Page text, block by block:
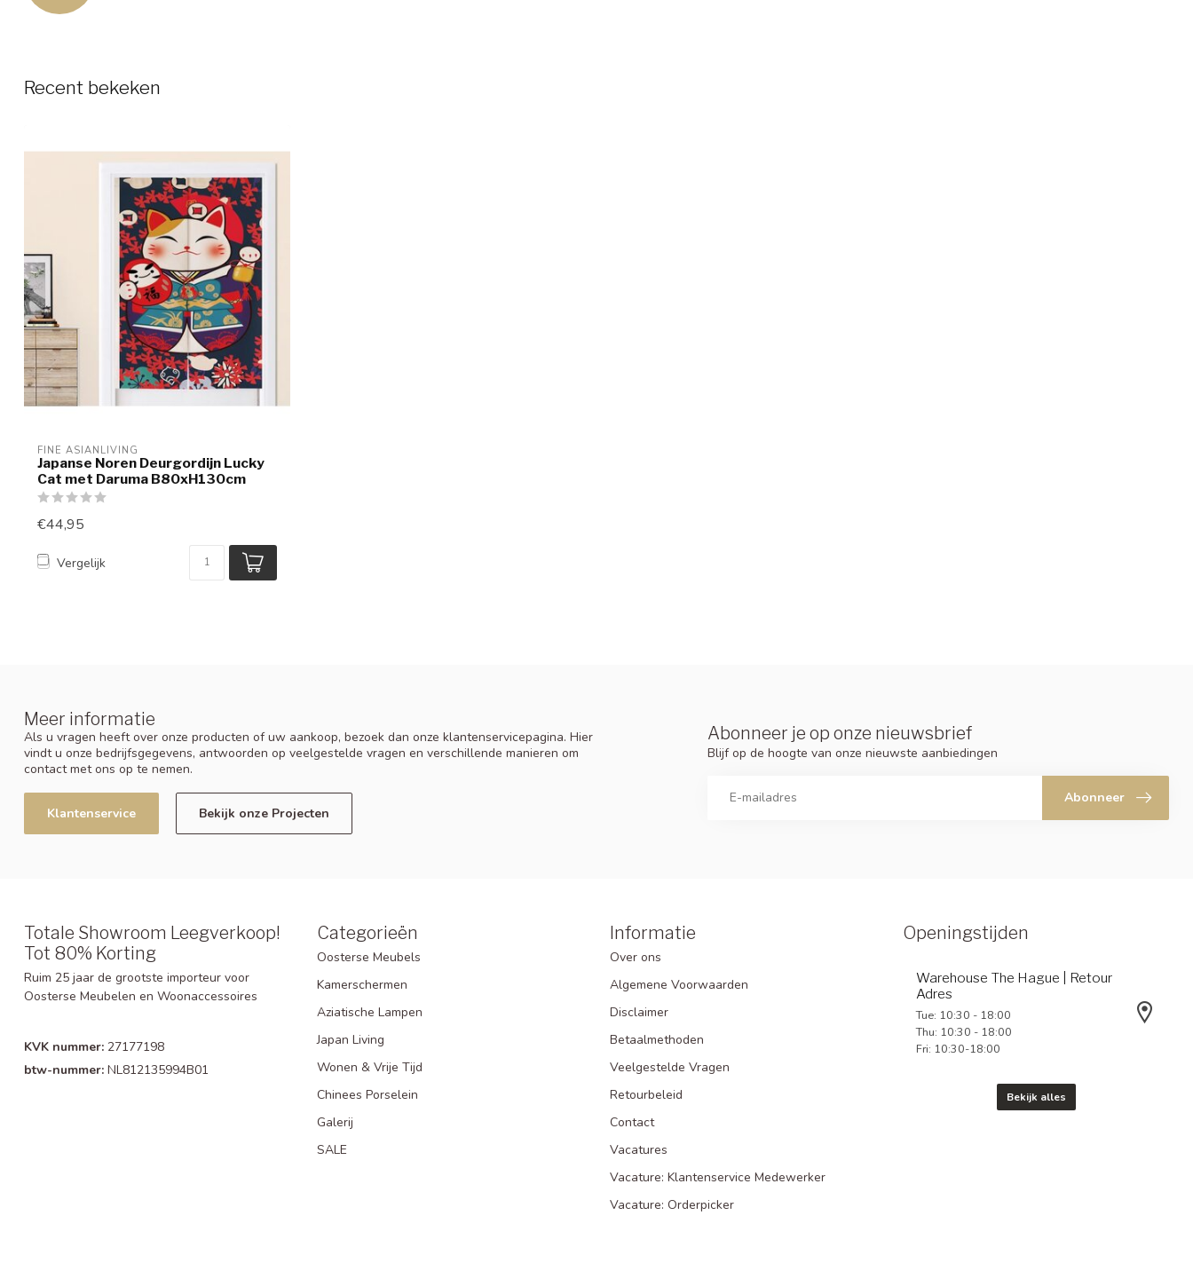
Recent bekeken
FINE ASIANLIVING
Japanse Noren Deurgordijn Lucky
Cat met Daruma B80xH130cm
€44,95
Vergelijk
Meer informatie
Als u vragen heeft over onze producten of uw aankoop, bezoek dan onze klantenservicepagina. Hier
vindt u onze bedrijfsgegevens, antwoorden op veelgestelde vragen en verschillende manieren om
contact met ons op te nemen.
Klantenservice Bekijk onze Projecten
Abonneer je op onze nieuwsbrief
Blijf op de hoogte van onze nieuwste aanbiedingen
Abonneer
Totale Showroom Leegverkoop!
Tot 80% Korting
Ruim 25 jaar de grootste importeur voor
Oosterse Meubelen en Woonaccessoires
KVK nummer: 27177198
btw-nummer: NL812135994B01
Categorieën
Oosterse Meubels
Kamerschermen
Aziatische Lampen
Japan Living
Wonen & Vrije Tijd
Chinees Porselein
Galerij
SALE
Informatie
Over ons
Algemene Voorwaarden
Disclaimer
Betaalmethoden
Veelgestelde Vragen
Retourbeleid
Contact
Vacatures
Vacature: Klantenservice Medewerker
Vacature: Orderpicker
Openingstijden
Warehouse The Hague | Retour
Adres
Tue: 10:30 - 18:00
Thu: 10:30 - 18:00
Fri: 10:30-18:00
Bekijk alles